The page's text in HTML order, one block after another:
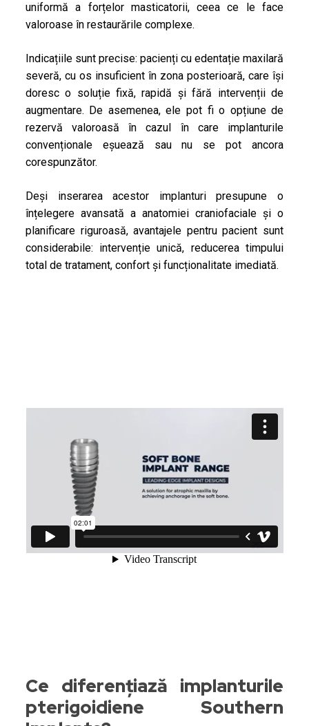
uniformă a forțelor masticatorii, ceea ce le face
valoroase în restaurările complexe.
Indicațiile sunt precise: pacienți cu edentație maxilară
severă, cu os insuficient în zona posterioară, care își
doresc o soluție fixă, rapidă și fără intervenții de
augmentare. De asemenea, ele pot fi o opțiune de
rezervă valoroasă în cazul în care implanturile
convenționale eșuează sau nu se pot ancora
corespunzător.
Deși inserarea acestor implanturi presupune o
înțelegere avansată a anatomiei craniofaciale și o
planificare riguroasă, avantajele pentru pacient sunt
considerabile: intervenție unică, reducerea timpului
total de tratament, confort și funcționalitate imediată.
Ce diferențiază implanturile
pterigoidiene Southern